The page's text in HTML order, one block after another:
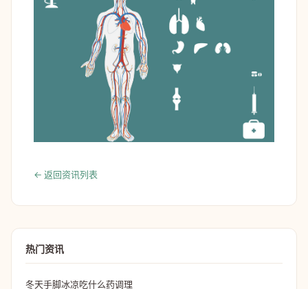
← 返回资讯列表
热门资讯
冬天手脚冰凉吃什么药调理